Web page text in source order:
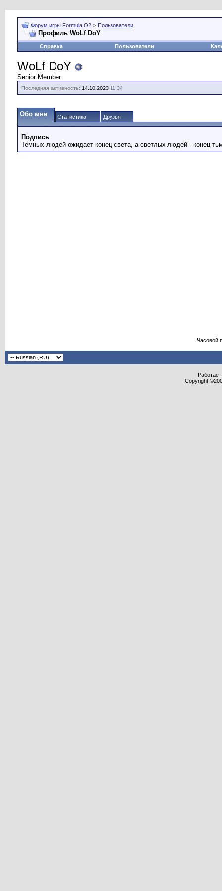
Форум игры Formula O2 > Пользователи
Профиль WoLf DoY
Справка Пользователи
WoLf DoY
Senior Member
Последняя активность: 14.10.2023 11:34
Обо мне Статистика Друзья
Подпись
Темных людей ожидает конец света, а светлых людей - конец
Часовой
Copyright